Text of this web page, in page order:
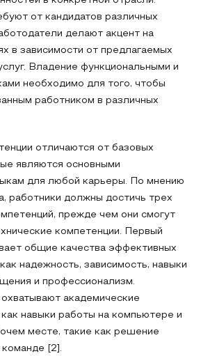
от кандидатов различных
делают акцент на
в зависимости от предлагаемых
Владение функциональными и
необходимо для того, чтобы
работником в различных
отличаются от базовых
являются основными
для любой карьеры. По мнению
работники должны достичь трех
прежде чем они смогут
компетенции. Первый
общие качества эффективных
надежность, зависимость, навыки
и профессионализм.
академические
навыки работы на компьютере и
месте, такие как решение
[2].